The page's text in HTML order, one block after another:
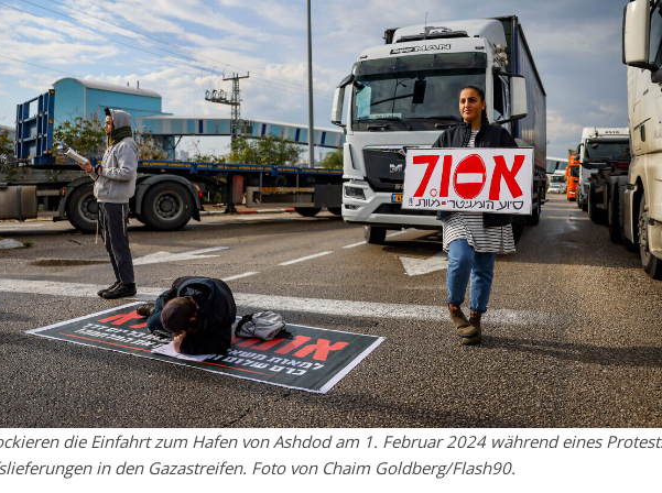
die Einfahrt zum Hafen von Ashdod am 1. Februar 2024 während eines
in den Gazastreifen. Foto von Chaim Goldberg/Flash90.